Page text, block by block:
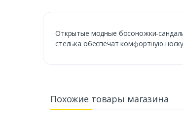
Открытые модные босоножки-
стелька обеспечат комфортную
Похожие товары магазина